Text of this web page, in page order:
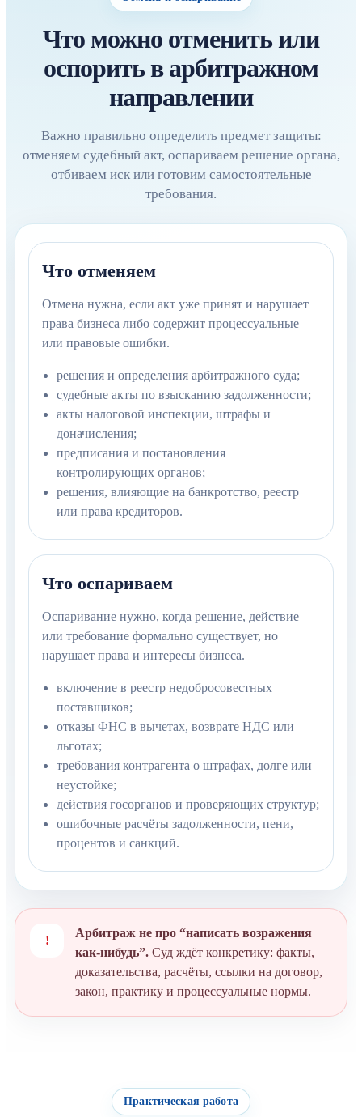
Что можно отменить или
оспорить в арбитражном
направлении
Важно правильно определить предмет защиты:
отменяем судебный акт, оспариваем решение органа,
отбиваем иск или готовим самостоятельные
требования.
Что отменяем
Отмена нужна, если акт уже принят и нарушает
права бизнеса либо содержит процессуальные
или правовые ошибки.
решения и определения арбитражного суда;
судебные акты по взысканию задолженности;
акты налоговой инспекции, штрафы и
доначисления;
предписания и постановления
контролирующих органов;
решения, влияющие на банкротство, реестр
или права кредиторов.
Что оспариваем
Оспаривание нужно, когда решение, действие
или требование формально существует, но
нарушает права и интересы бизнеса.
включение в реестр недобросовестных
поставщиков;
отказы ФНС в вычетах, возврате НДС или
льготах;
требования контрагента о штрафах, долге или
неустойке;
действия госорганов и проверяющих структур;
ошибочные расчёты задолженности, пени,
процентов и санкций.
!
Арбитраж не про “написать возражения
как-нибудь”. Суд ждёт конкретику: факты,
доказательства, расчёты, ссылки на договор,
закон, практику и процессуальные нормы.
Практическая работа